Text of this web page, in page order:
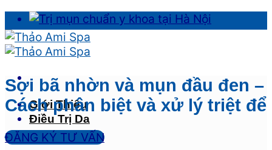
Skip
to
content
Giới Thiệu
Điều Trị Da
Sợi bã nhờn và mụn đầu đen –
Cách phân biệt và xử lý triệt để
ĐĂNG KÝ TƯ VẤN